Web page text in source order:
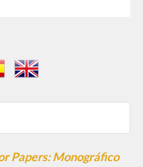
Papers: Monográfico